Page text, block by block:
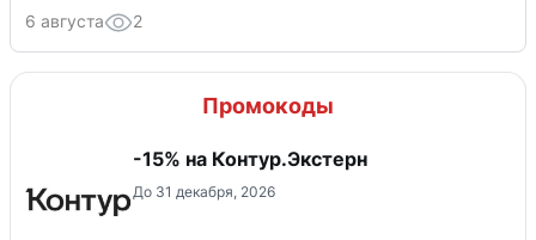
6 августа 2
Промокоды
-15% на Контур.Экстерн
До 31 декабря, 2026